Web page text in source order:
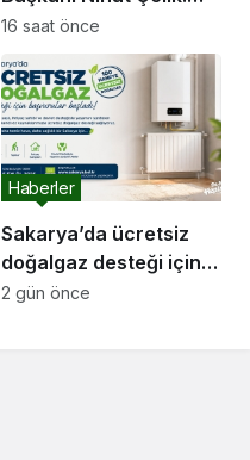
“Gençliğine Sahip
Çıkmayan Milletler
Geleceğini İnşa
Edemez”
16 saat önce
Sakarya’da ücretsiz
doğalgaz desteği için
başvurular başladı
Haberler
2 gün önce